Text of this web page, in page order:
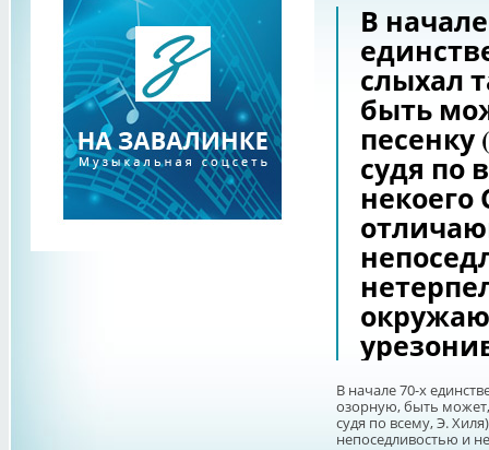
В
слыхал
быть
судя по
некоего
В начале 70-х
озорную, быть
судя по всему, Э.
непоседливостью и